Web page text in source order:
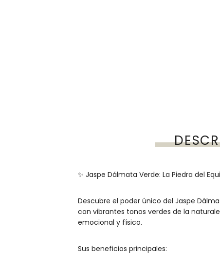
✨ Jaspe Dálmata Verde: La Piedra del
Descubre el poder único del Jaspe
con vibrantes tonos verdes de la
emocional y físico.
Sus beneficios principales: